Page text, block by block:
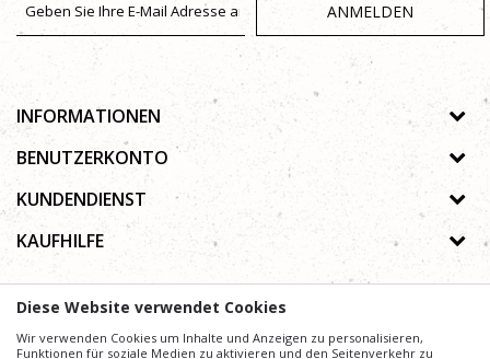
ANMELDEN
INFORMATIONEN
Über uns
Geschäfte
Zusammenarbeit
BENUTZERKONTO
Registrierungsanweisungen
Passwort vergessen
KUNDENDIENST
Datenschutz-Bestimmungen
Nutzungsbedingungen
KAUFHILFE
Häufig gestellte Fragen
Wir geben unsMühe,die Beschreibung von Produkten, Anzeige von Bildern und
Preise präzise und Profesionell wie möglich zu gestalten. Wir können jedoch nicht
Diese Website verwendet Cookies
Wir verwenden Cookies um Inhalte und Anzeigen zu personalisieren,
Funktionen für soziale Medien zu aktivieren und den Seitenverkehr zu